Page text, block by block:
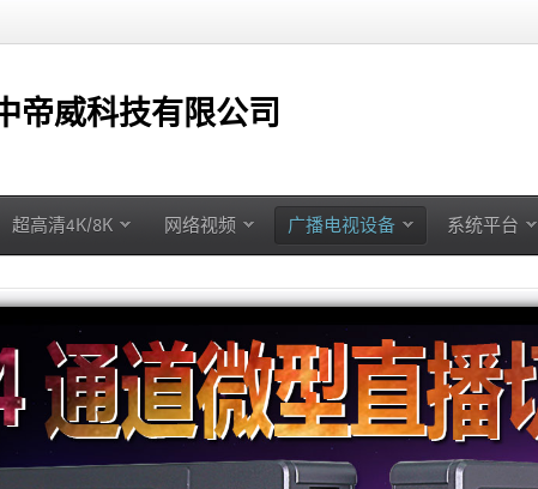
帝威科技有限公司
超高清4K/8K 网络视频 广播电视设备 系统平台